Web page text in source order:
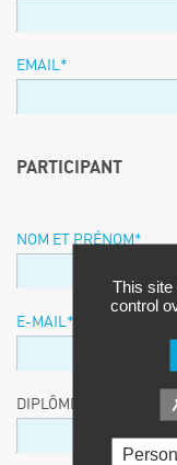
EMAIL *
PARTICIPANT
NOM ET PRÉNOM *
E-MAIL *
DIPLÔME /
This
control